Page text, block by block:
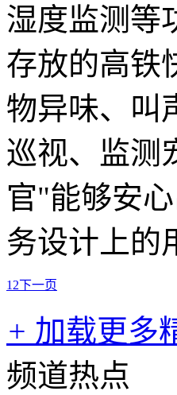
湿度监测等
存放的高铁
物异味、叫
巡视、监测
官"能够安
务设计上的
1 2下一页
+ 加载更多
频道热点